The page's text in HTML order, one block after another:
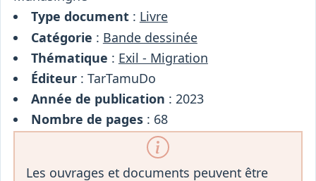
Type document: Livre
Catégorie : Bande dessinée
Thématique : Exil - Migration
Éditeur: TarTamuDo
Année de publication : 2023
Nombre de pages: 68
Les ouvrages et documents peuvent être